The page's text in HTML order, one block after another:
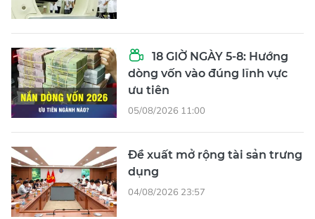
18 GIỜ NGÀY 5-8: Hướng
dòng vốn vào đúng lĩnh vực
ưu tiên
05/08/2026 11:00
Đề xuất mở rộng tài sản trưng
dụng
04/08/2026 23:57